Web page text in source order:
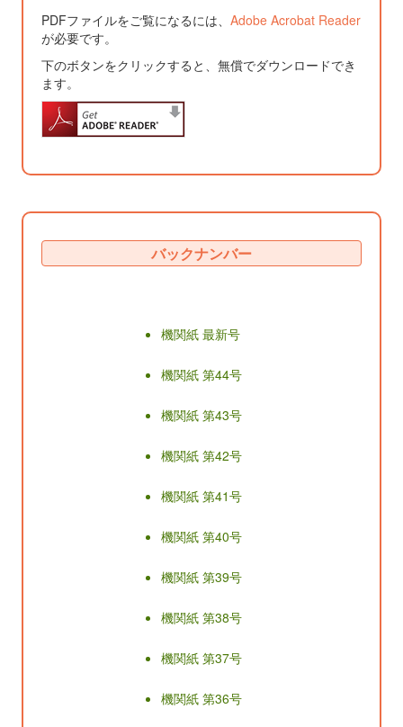
PDFファイルをご覧になるには、 Adobe Acrobat Reader
が必要です。
下のボタンをクリックすると、無償でダウンロードでき
ます。
バックナンバー
機関紙 最新号
機関紙 第44号
機関紙 第43号
機関紙 第42号
機関紙 第41号
機関紙 第40号
機関紙 第39号
機関紙 第38号
機関紙 第37号
機関紙 第36号